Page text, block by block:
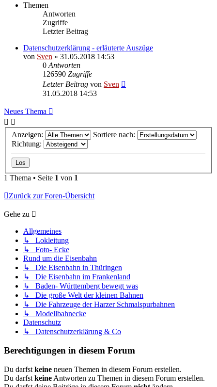
Themen
Antworten
Zugriffe
Letzter Beitrag
Datenschutzerklärung - erläuterte Auszüge
von Sven » 31.05.2018 14:53
0 Antworten
126590 Zugriffe
Letzter Beitrag von Sven
31.05.2018 14:53
Neues Thema
Anzeigen:
Sortiere nach:
Richtung:
1 Thema • Seite 1 von 1
Zurück zur Foren-Übersicht
Gehe zu
Allgemeines
↳ Lokleitung
↳ Foto- Ecke
Rund um die Eisenbahn
↳ Die Eisenbahn in Thüringen
↳ Die Eisenbahn im Frankenland
↳ Baden- Württemberg bewegt was
↳ Die große Welt der kleinen Bahnen
↳ Die Fahrzeuge der Harzer Schmalspurbahnen
↳ Modellbahnecke
Datenschutz
↳ Datenschutzerklärung & Co
Berechtigungen in diesem Forum
Du darfst keine neuen Themen in diesem Forum erstellen.
Du darfst keine Antworten zu Themen in diesem Forum erstellen.